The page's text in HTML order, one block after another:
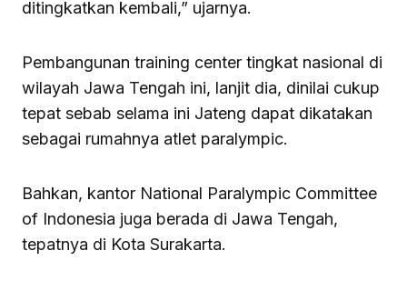
ditingkatkan kembali,” ujarnya.
Pembangunan training center tingkat nasional di
wilayah Jawa Tengah ini, lanjit dia, dinilai cukup
tepat sebab selama ini Jateng dapat dikatakan
sebagai rumahnya atlet paralympic.
Bahkan, kantor National Paralympic Committee
of Indonesia juga berada di Jawa Tengah,
tepatnya di Kota Surakarta.